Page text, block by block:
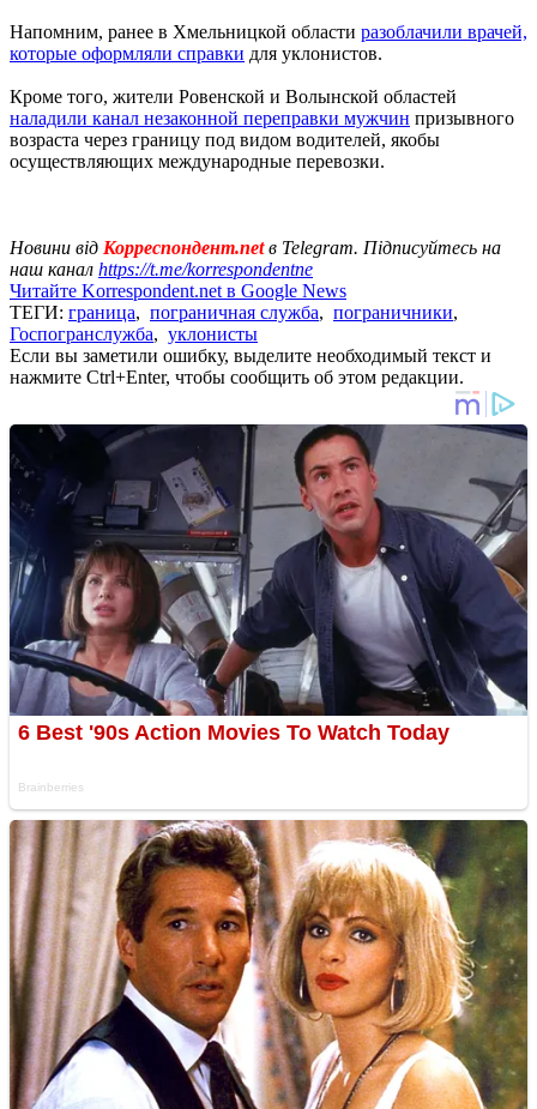
Напомним, ранее в Хмельницкой области разоблачили врачей,
которые оформляли справки для уклонистов.
Кроме того, жители Ровенской и Волынской областей
наладили канал незаконной переправки мужчин призывного
возраста через границу под видом водителей, якобы
осуществляющих международные перевозки.
Новини від Корреспондент.netв Telegram. Підписуйтесь на
наш канал https://t.me/korrespondentne
Читайте Korrespondent.net в Google News
ТЕГИ: граница, пограничная служба, пограничники,
Госпогранслужба, уклонисты
Если вы заметили ошибку, выделите необходимый текст и
нажмите Ctrl+Enter, чтобы сообщить об этом редакции.